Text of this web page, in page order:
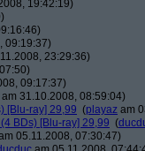
19:42:19)
09:19:37)
23:29:36)
09:17:37)
am 31.10.2008, 08:59:04)
[Blu-ray] 29,99 (playaz am
BDs) [Blu-ray] 29,99 (
05.11.2008, 07:30:47)